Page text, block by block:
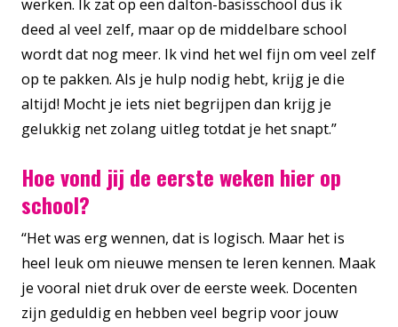
werken. Ik zat op een dalton-basisschool dus ik
deed al veel zelf, maar op de middelbare school
wordt dat nog meer. Ik vind het wel fijn om veel zelf
op te pakken. Als je hulp nodig hebt, krijg je die
altijd! Mocht je iets niet begrijpen dan krijg je
gelukkig net zolang uitleg totdat je het snapt.”
Hoe vond jij de eerste weken hier op
school?
“Het was erg wennen, dat is logisch. Maar het is
heel leuk om nieuwe mensen te leren kennen. Maak
je vooral niet druk over de eerste week. Docenten
zijn geduldig en hebben veel begrip voor jouw